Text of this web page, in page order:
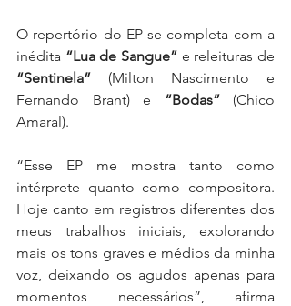
O repertório do EP se completa com a
inédita “Lua de Sangue”
“Sentinela” (Milton Nascimento e
Fernando Brant) e “Bodas” (Chico
Amaral).
“Esse EP me mostra tanto como
intérprete quanto como compositora.
Hoje canto em registros diferentes dos
meus trabalhos iniciais, explorando
mais os tons graves e médios da minha
voz, deixando os agudos apenas para
momentos necessários”, afirma